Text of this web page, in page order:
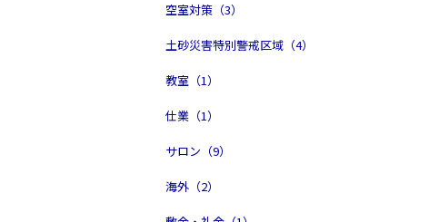
空室対策（3）
土砂災害特別警戒区域（4）
教室（1）
仕業（1）
サロン（9）
海外（2）